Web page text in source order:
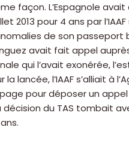
façon. L’Espagnole avait
2013 pour 4 ans par l’IAAF
de son passeport
avait fait appel
qui l’avait exonérée,
lancée, l’IAAF s’alliait à
pour déposer un
décision du TAS tombait